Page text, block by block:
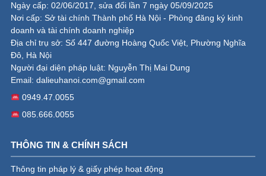
Ngày cấp: 02/06/2017, sửa đổi lần 7 ngày 05/09/2025
Nơi cấp: Sở tài chính Thành phố Hà Nội - Phòng đăng ký kinh
doanh và tài chính doanh nghiệp
Địa chỉ trụ sở: Số 447 đường Hoàng Quốc Việt, Phường Nghĩa
Đô, Hà Nội
Người đại diện pháp luật: Nguyễn Thị Mai Dung
Email: dalieuhanoi.com@gmail.com
0949.47.0055
085.666.0055
THÔNG TIN & CHÍNH SÁCH
Thông tin pháp lý & giấy phép hoạt động